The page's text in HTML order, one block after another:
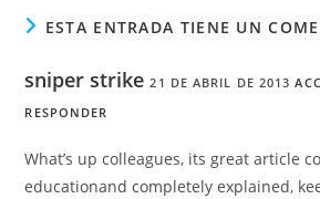
ESTA ENTRADA TIENE UN
sniper strike 21 DE ABRIL DE 2013
RESPONDER
What’s up colleagues, its great article
educationand completely explained,